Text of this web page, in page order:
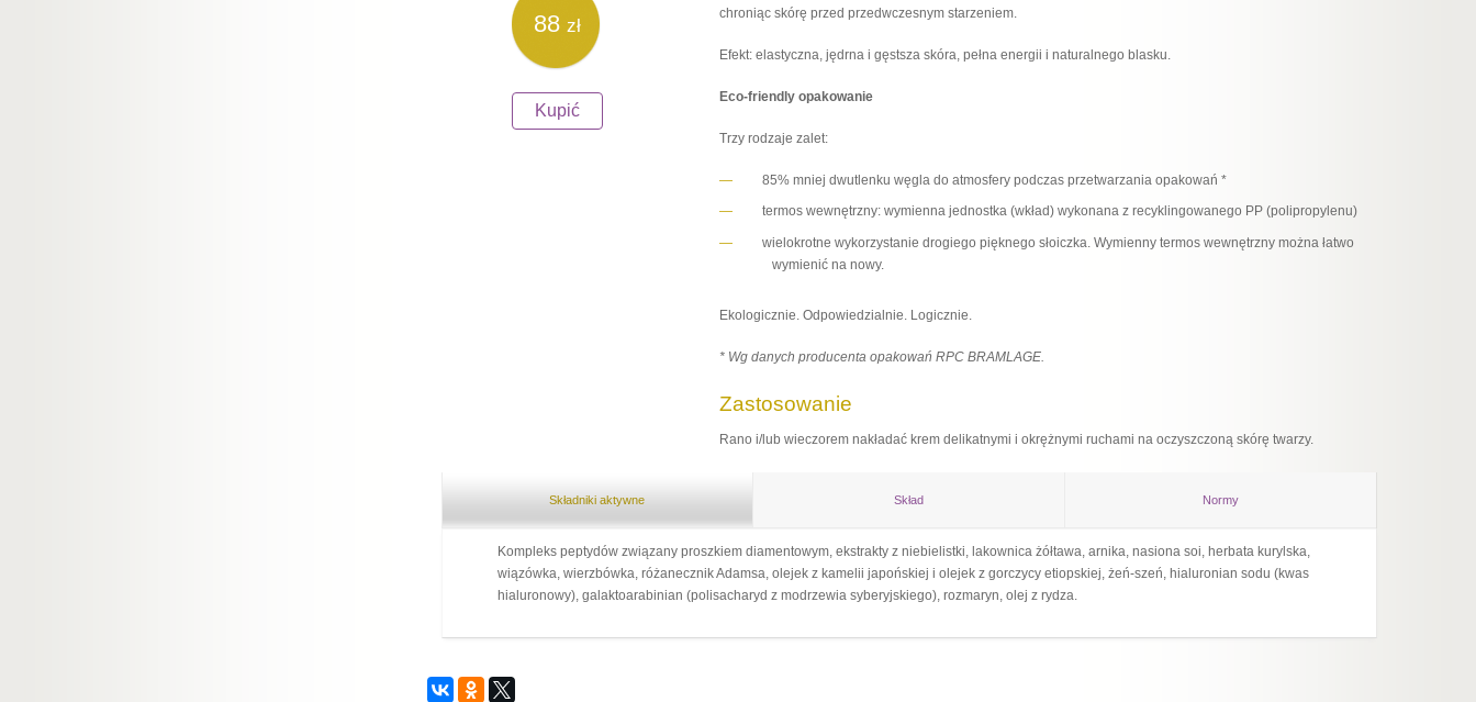
88 zł
Kupić
chroniąc skórę przed przedwczesnym starzeniem.
Efekt: elastyczna, jędrna i gęstsza skóra, pełna energii i naturalnego blasku.
Eco-friendly opakowanie
Trzy rodzaje zalet:
85% mniej dwutlenku węgla do atmosfery podczas przetwarzania opakowań *
termos wewnętrzny: wymienna jednostka (wkład) wykonana z recyklingowanego PP (polipropylenu)
wielokrotne wykorzystanie drogiego pięknego słoiczka. Wymienny termos wewnętrzny można łatwo
wymienić na nowy.
Ekologicznie. Odpowiedzialnie. Logicznie.
* Wg danych producenta opakowań RPC BRAMLAGE.
Zastosowanie
Rano i/lub wieczorem nakładać krem delikatnymi i okrężnymi ruchami na oczyszczoną skórę twarzy.
Składniki aktywne Skład Normy
Kompleks peptydów związany proszkiem diamentowym, ekstrakty z niebielistki, lakownica żółtawa, arnika, nasiona soi, herbata kurylska,
wiązówka, wierzbówka, różanecznik Adamsa, olejek z kamelii japońskiej i olejek z gorczycy etiopskiej, żeń-szeń, hialuronian sodu (kwas
hialuronowy), galaktoarabinian (polisacharyd z modrzewia syberyjskiego), rozmaryn, olej z rydza.